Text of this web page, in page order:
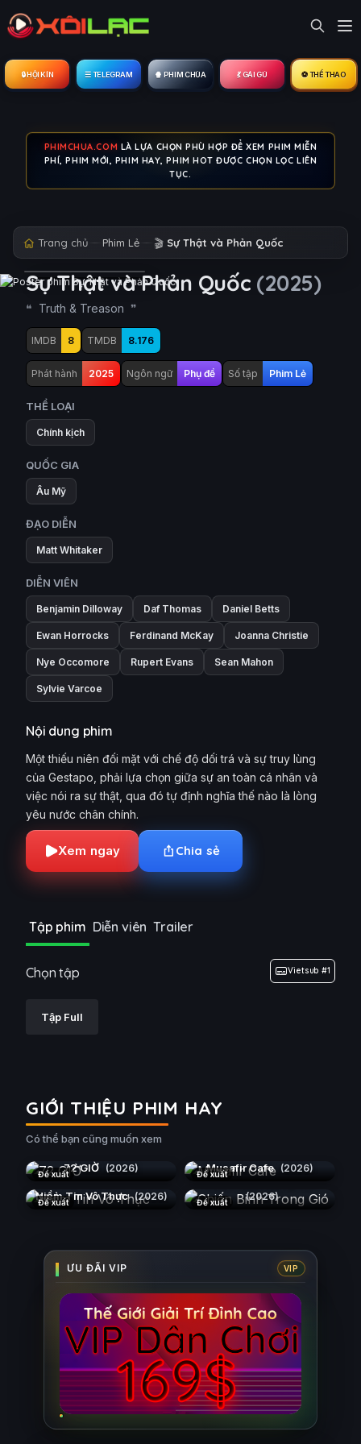
🔒︎ HỘI KÍN ☰ TELEGRAM 🍿 PHIM CHÙA 💃 GÁI GÚ ⚽ THỂ THAO
PHIMCHUA.COM LÀ LỰA CHỌN PHÙ HỢP ĐỂ XEM PHIM MIỄN
PHÍ, PHIM MỚI, PHIM HAY, PHIM HOT ĐƯỢC CHỌN LỌC LIÊN
TỤC.
Trang chủ Phim Lẻ 🎬 Sự Thật và Phản Quốc
Sự Thật và Phản Quốc (2025)
Truth & Treason
IMDB 8 TMDB 8.176
Phát hành 2025 Ngôn ngữ Phụ đề Số tập Phim Lẻ
THỂ LOẠI
Chính kịch
QUỐC GIA
Âu Mỹ
ĐẠO DIỄN
Matt Whitaker
DIỄN VIÊN
Benjamin Dilloway Daf Thomas Daniel Betts
Ewan Horrocks Ferdinand McKay Joanna Christie
Nye Occomore Rupert Evans Sean Mahon
Sylvie Varcoe
Nội dung phim
Một thiếu niên đối mặt với chế độ dối trá và sự truy lùng
của Gestapo, phải lựa chọn giữa sự an toàn cá nhân và
việc nói ra sự thật, qua đó tự định nghĩa thế nào là lòng
yêu nước chân chính.
Xem ngay Chia sẻ
Tập phim Diễn viên Trailer
Chọn tập Vietsub #1
Tập Full
GIỚI THIỆU PHIM HAY
Có thể bạn cũng muốn xem
Đề xuất72 GIỜ (2026) Đề xuất
Musafir Cafe (2026)
Đề xuất
Niềm Tin Vô Thực (2026) Đề xuất (2026)